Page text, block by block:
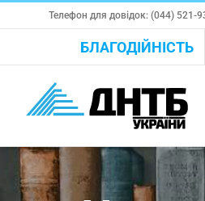
to
Телефон для довідок: (044) 521-
БЛАГОДІЙНІСТЬ